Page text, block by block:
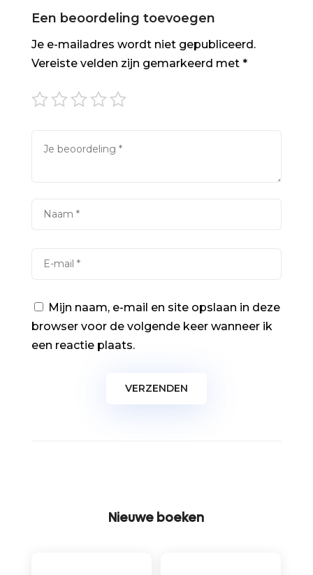
Een beoordeling toevoegen
Je e-mailadres wordt niet gepubliceerd.
Vereiste velden zijn gemarkeerd met *
Mijn naam, e-mail en site opslaan in deze
browser voor de volgende keer wanneer ik
een reactie plaats.
Nieuwe boeken